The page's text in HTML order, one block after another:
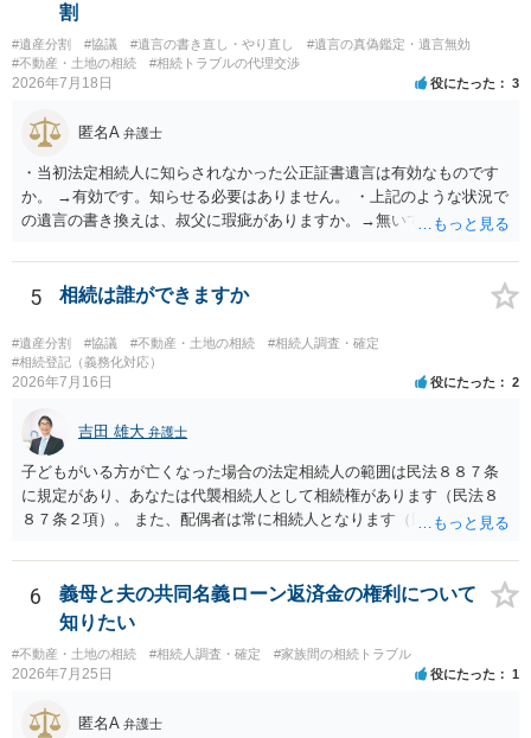
割
#遺産分割 #協議 #遺言の書き直し・やり直し
#遺言の真偽鑑定・遺言無効
#不動産・土地の相続
#相続トラブルの代理交渉
2026年7月18日 役にたった 3
匿名A 弁護士
・当初法定相続人に知らされなかった公正証書遺言は有効なものです
か。 →有効です。知らせる必要はありません。 ・上記のような状況で
の遺言の書き換えは、叔父に瑕疵がありますか。→無いです。 ・分割
ますか。 →本人が自由に決められますので、どこが妥当とは言えない
です。客観的な基準もありません。 ・できれば穏やかに、分割を拒否
することはできますか。 →分割を拒否するということは、遺産はいら
ないということでしょうか。遺言で、受取を指定されててもいらない
と拒否することはできます。理由を説明する必要はありません。
5 相続は誰ができますか
#遺産分割 #協議 #不動産・土地の相続
#相続人調査・確定
#相続登記（義務化対応）
2026年7月16日 役にたった 2
吉田 雄大 弁護士
子どもがいる方が亡くなった場合の法定相続人の範囲は民法８８７条
に規定があり、あなたは代襲相続人として相続権があります（民法８
８７条２項）。 また、配偶者は常に相続人となります（民法８９０
も相続権があります。つまり、孫５人に加えて「おじ又はおば」にも
相続権がある可能性があります。
6
義母と夫の共同名義ローン返済金の権利について
知りたい
#不動産・土地の相続 #相続人調査・確定 #家族間の相続トラブル
2026年7月25日 役にたった 1
匿名A 弁護士